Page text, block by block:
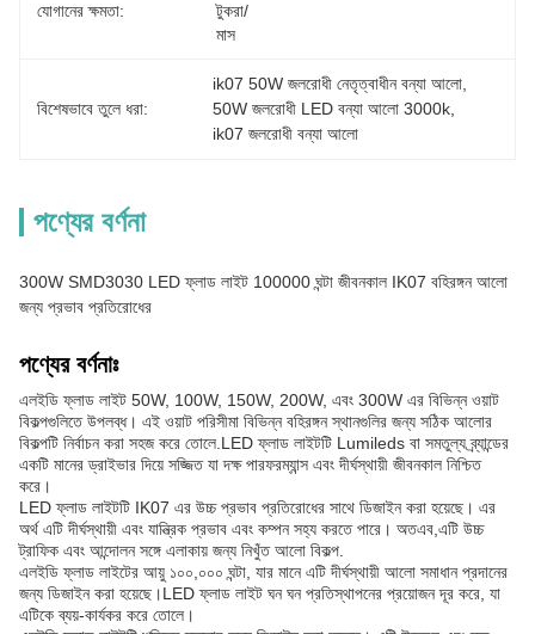
যোগানের ক্ষমতা:
টুকরা/
মাস
বিশেষভাবে তুলে ধরা:
ik07 50W জলরোধী নেতৃত্বাধীন বন্যা আলো
50W জলরোধী LED বন্যা আলো 3000k
ik07 জলরোধী বন্যা আলো
পণ্যের বর্ণনা
300W SMD3030 LED ফ্লাড লাইট 100000 ঘন্টা জীবনকাল IK07 বহিরঙ্গন আলো
জন্য প্রভাব প্রতিরোধের
পণ্যের বর্ণনাঃ
এলইডি ফ্লাড লাইট 50W, 100W, 150W, 200W, এবং 300W এর বিভিন্ন ওয়াট
বিকল্পগুলিতে উপলব্ধ। এই ওয়াট পরিসীমা বিভিন্ন বহিরঙ্গন স্থানগুলির জন্য সঠিক আলোর
বিকল্পটি নির্বাচন করা সহজ করে তোলে.LED ফ্লাড লাইটটি Lumileds বা সমতুল্য ব্র্যান্ডের
একটি মানের ড্রাইভার দিয়ে সজ্জিত যা দক্ষ পারফরম্যান্স এবং দীর্ঘস্থায়ী জীবনকাল নিশ্চিত
করে।
LED ফ্লাড লাইটটি IK07 এর উচ্চ প্রভাব প্রতিরোধের সাথে ডিজাইন করা হয়েছে। এর
অর্থ এটি দীর্ঘস্থায়ী এবং যান্ত্রিক প্রভাব এবং কম্পন সহ্য করতে পারে। অতএব,এটি উচ্চ
ট্রাফিক এবং আন্দোলন সঙ্গে এলাকায় জন্য নিখুঁত আলো বিকল্প.
এলইডি ফ্লাড লাইটের আয়ু ১০০,০০০ ঘন্টা, যার মানে এটি দীর্ঘস্থায়ী আলো সমাধান প্রদানের
জন্য ডিজাইন করা হয়েছে।LED ফ্লাড লাইট ঘন ঘন প্রতিস্থাপনের প্রয়োজন দূর করে, যা
এটিকে ব্যয়-কার্যকর করে তোলে।